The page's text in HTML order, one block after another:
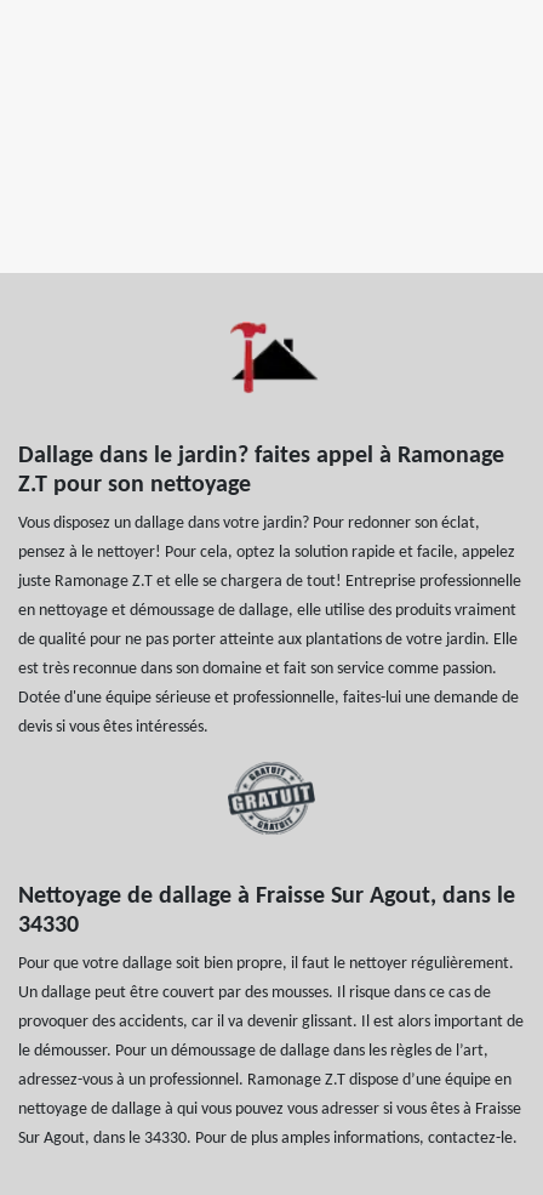
Dallage dans le jardin? faites appel à Ramonage
Z.T pour son nettoyage
Vous disposez un dallage dans votre jardin? Pour redonner son éclat,
pensez à le nettoyer! Pour cela, optez la solution rapide et facile, appelez
juste Ramonage Z.T et elle se chargera de tout! Entreprise professionnelle
en nettoyage et démoussage de dallage, elle utilise des produits vraiment
de qualité pour ne pas porter atteinte aux plantations de votre jardin. Elle
est très reconnue dans son domaine et fait son service comme passion.
Dotée d'une équipe sérieuse et professionnelle, faites-lui une demande de
devis si vous êtes intéressés.
Nettoyage de dallage à Fraisse Sur Agout, dans le
34330
Pour que votre dallage soit bien propre, il faut le nettoyer régulièrement.
Un dallage peut être couvert par des mousses. Il risque dans ce cas de
provoquer des accidents, car il va devenir glissant. Il est alors important de
le démousser. Pour un démoussage de dallage dans les règles de l’art,
adressez-vous à un professionnel. Ramonage Z.T dispose d’une équipe en
nettoyage de dallage à qui vous pouvez vous adresser si vous êtes à Fraisse
Sur Agout, dans le 34330. Pour de plus amples informations, contactez-le.